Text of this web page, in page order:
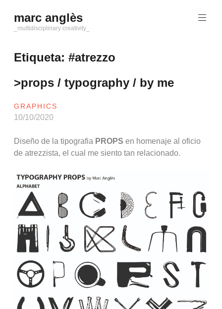
al
contenido
marc anglès
_multidisciplinary creativity_
Etiqueta:#atrezzo
>props / typography / by me
GRAPHICS
10/10/2020
Diseño de la tipografia PROPS en homenaje al oficio
de atrezzista, el cual me siento tan relacionado.